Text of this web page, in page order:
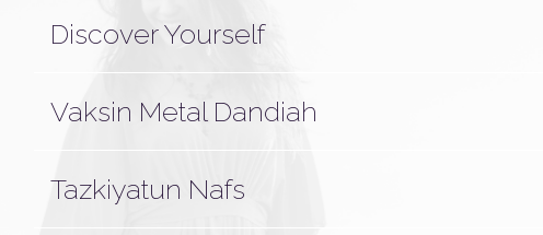
Discover Yourself
Vaksin Metal Dandiah
Tazkiyatun Nafs